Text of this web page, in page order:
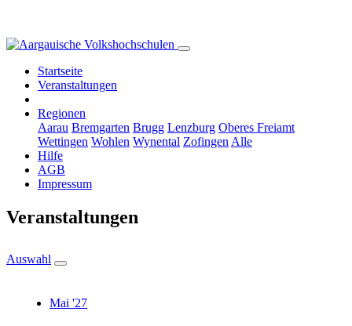
Startseite
Veranstaltungen
Regionen
Aarau Bremgarten Brugg Lenzburg Oberes Freiamt
Wettingen Wohlen Wynental Zofingen Alle
Hilfe
AGB
Impressum
Veranstaltungen
Auswahl
Mai '27